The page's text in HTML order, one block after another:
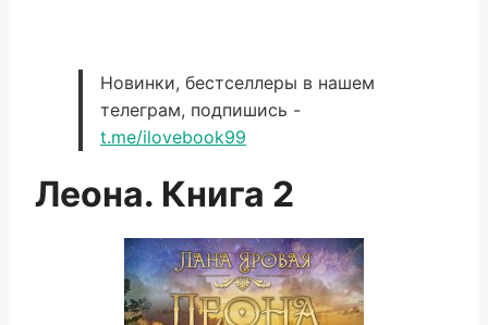
Новинки, бестселлеры в нашем
телеграм, подпишись -
t.me/ilovebook99
Леона. Книга 2